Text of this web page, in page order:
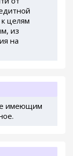
целям
из
на
имеющим